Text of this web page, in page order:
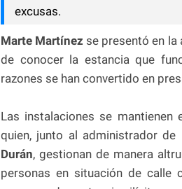
excusas.
Marte Martínez se presentó en la
de conocer la estancia que
razones se han convertido en
Las instalaciones se mantienen
quien, junto al administrador de
Durán, gestionan de manera
personas en situación de calle